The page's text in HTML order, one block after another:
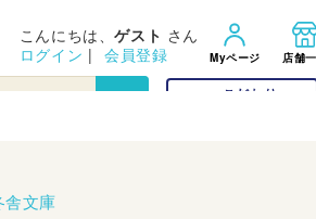
こだわり
こんにちは、ゲスト さん
ログイン | 会員登録 Myページ 店舗
舎文庫